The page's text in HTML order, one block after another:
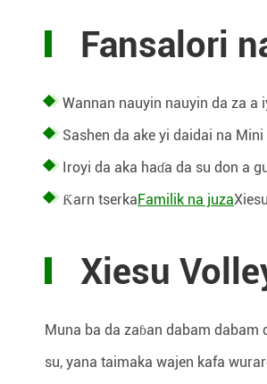
Fansalori
Wannan nauyin nauyin da za a
Sashen da ake yi daidai na
Iroyi da aka haɗa da su don a
Ƙarn tserkaFamilik na juza
Xiesu
Muna ba da zaɓan dabam
su, yana taimaka wajen kafa